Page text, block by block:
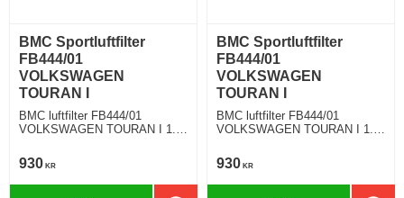
BMC Sportluftfilter
FB444/01
VOLKSWAGEN
TOURAN I
BMC luftfilter FB444/01
VOLKSWAGEN TOURAN I 1.6
930 KR
BMC Sportluftfilter
FB444/01
VOLKSWAGEN
TOURAN I
BMC luftfilter FB444/01
VOLKSWAGEN TOURAN I 1.9
930 KR